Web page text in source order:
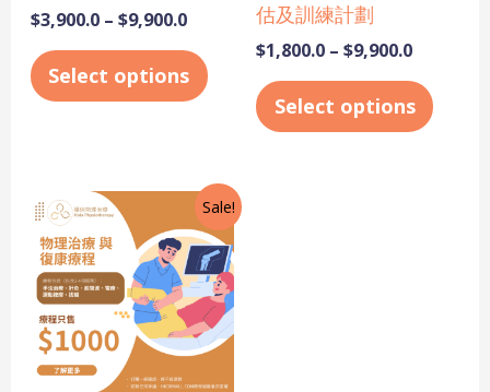
$3,900.0 – $9,900.0
Select options
product
page
估及訓練計劃
$1,800.0 – $9,900.0
Select options
Sale!
Original
price
was:
$2,000.0.
Current
price
is:
$1,000.0.